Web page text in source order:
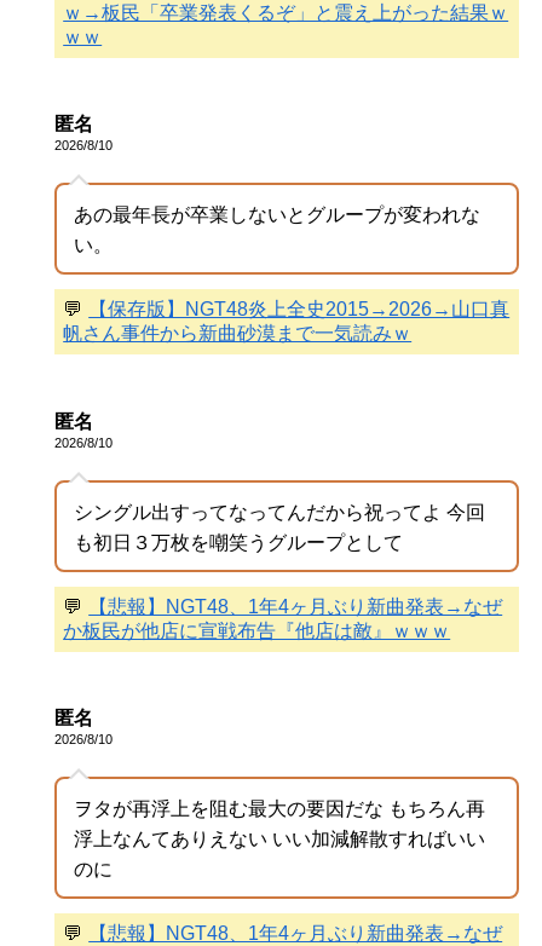
ｗ→板民「卒業発表くるぞ」と震え上がった結果ｗ
ｗｗ
匿名
2026/8/10
あの最年長が卒業しないとグループが変われな
い。
💬
【保存版】NGT48炎上全史2015→2026→山口真
帆さん事件から新曲砂漠まで一気読みｗ
匿名
2026/8/10
シングル出すってなってんだから祝ってよ 今回
も初日３万枚を嘲笑うグループとして
💬
【悲報】NGT48、1年4ヶ月ぶり新曲発表→なぜ
か板民が他店に宣戦布告『他店は敵』ｗｗｗ
匿名
2026/8/10
ヲタが再浮上を阻む最大の要因だな もちろん再
浮上なんてありえない いい加減解散すればいい
のに
💬
【悲報】NGT48、1年4ヶ月ぶり新曲発表→なぜ